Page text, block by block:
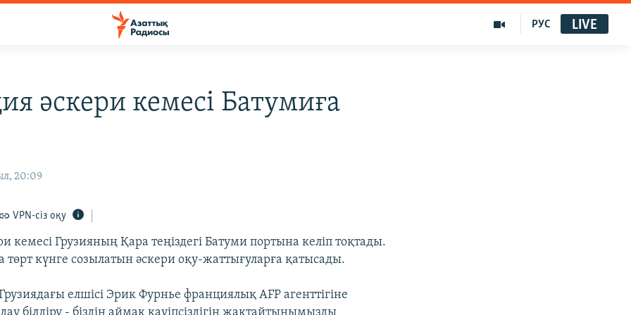
РУС LIVE
әскери кемесі Батумиға
20:09
VPN-сіз оқу
кемесі Грузияның Қара теңіздегі Батуми портына келіп тоқтады.
төрт күнге созылатын әскери оқу-жаттығуларға қатысады.
елшісі Эрик Фурнье франциялық AFP агенттігіне